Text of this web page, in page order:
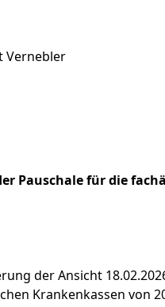
Vernebler
Pauschale für die
der Ansicht
Krankenkassen von